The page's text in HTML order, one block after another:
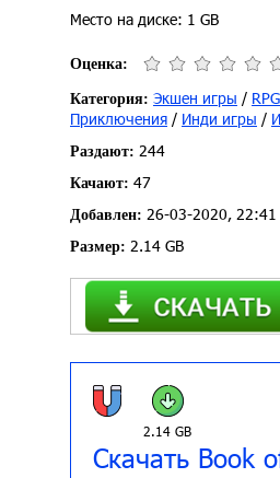
Место на диске: 1 GB
Оценка:
Категория: Экшен игры /
Приключения / Инди игры /
Раздают: 244
Качают: 47
Добавлен: 26-03-2020, 22:41
Размер: 2.14 GB
2.14 GB
Скачать Book